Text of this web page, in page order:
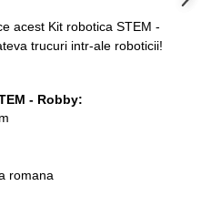
acest Kit robotica STEM -
trucuri intr-ale roboticii!
- Robby:
romana